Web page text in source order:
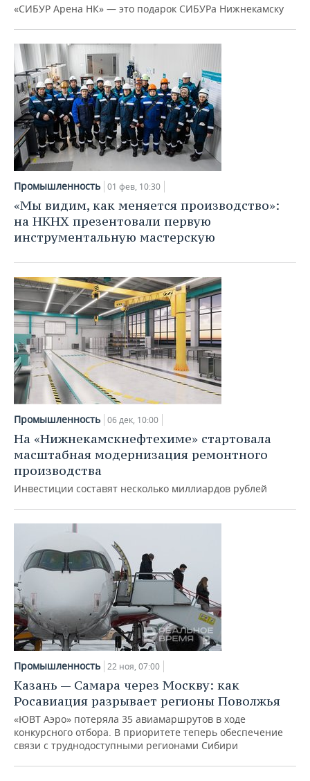
«СИБУР Арена НК» — это подарок СИБУРа Нижнекамску
Промышленность 01 фев, 10:30
«Мы видим, как меняется производство»:
на НКНХ презентовали первую
инструментальную мастерскую
Промышленность 06 дек, 10:00
На «Нижнекамскнефтехиме» стартовала
масштабная модернизация ремонтного
производства
Инвестиции составят несколько миллиардов рублей
Промышленность 22 ноя, 07:00
Казань — Самара через Москву: как
Росавиация разрывает регионы Поволжья
«ЮВТ Аэро» потеряла 35 авиамаршрутов в ходе
конкурсного отбора. В приоритете теперь обеспечение
связи с труднодоступными регионами Сибири